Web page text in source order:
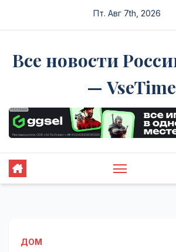
Пт. Авг 7th, 2026
Все новости
— VseTime
ДОМ